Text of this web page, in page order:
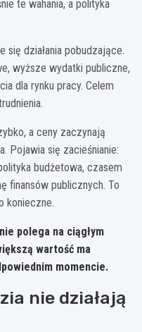
te wahania, a polityka
się działania pobudzające.
wyższe wydatki publiczne,
dla rynku pracy. Celem
a ceny zaczynają
Pojawia się zacieśnianie:
budżetowa, czasem
finansów publicznych. To
konieczne.
polega na ciągłym
wartość ma
momencie.
nie działają